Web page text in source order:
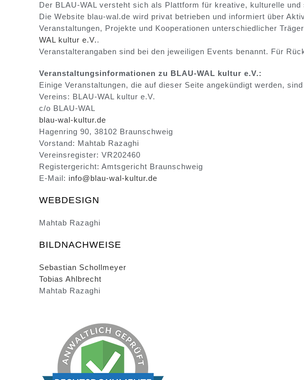
Der BLAU-WAL versteht sich als Plattform für kreative, kulturelle und
Die Website blau-wal.de wird privat betrieben und informiert über
Veranstaltungen, Projekte und Kooperationen unterschiedlicher
WAL kultur e.V..
Veranstalterangaben sind bei den jeweiligen Events benannt. Für
Veranstaltungsinformationen zu BLAU-WAL kultur e.V.:
Einige Veranstaltungen, die auf dieser Seite angekündigt werden,
Vereins: BLAU-WAL kultur e.V.
c/o BLAU-WAL
blau-wal-kultur.de
Hagenring 90, 38102 Braunschweig
Vorstand: Mahtab Razaghi
Vereinsregister: VR202460
Registergericht: Amtsgericht Braunschweig
E-Mail: info@blau-wal-kultur.de
WEBDESIGN
Mahtab Razaghi
BILDNACHWEISE
Sebastian Schollmeyer
Tobias Ahlbrecht
Mahtab Razaghi